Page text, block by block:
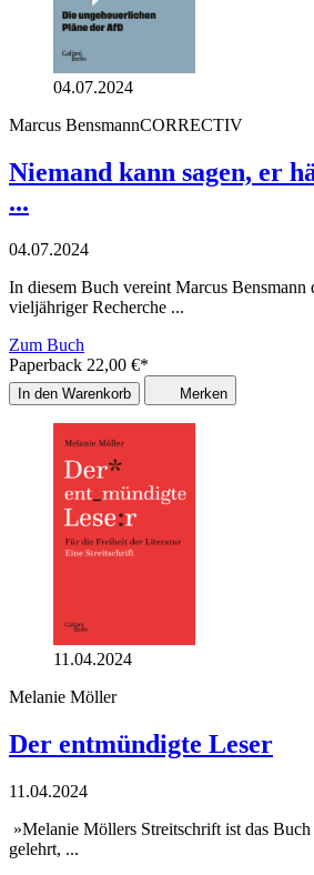
04.07.2024
Marcus BensmannCORRECTIV
Niemand kann sagen, er
...
04.07.2024
In diesem Buch vereint Marcus Bensmann
vieljähriger Recherche ...
Zum Buch
Paperback 22,00 €*
In den Warenkorb Merken
11.04.2024
Melanie Möller
Der entmündigte Leser
11.04.2024
»Melanie Möllers Streitschrift ist das Buch
gelehrt, ...